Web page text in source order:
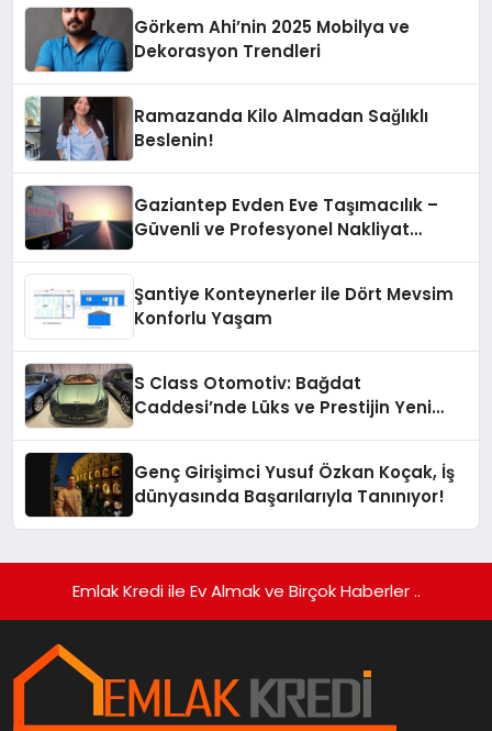
Görkem Ahi’nin 2025 Mobilya ve
Dekorasyon Trendleri
Ramazanda Kilo Almadan Sağlıklı
Beslenin!
Gaziantep Evden Eve Taşımacılık –
Güvenli ve Profesyonel Nakliyat
Şantiye Konteynerler ile Dört Mevsim
Konforlu Yaşam
S Class Otomotiv: Bağdat
Caddesi’nde Lüks ve Prestijin Yeni
Genç Girişimci Yusuf Özkan Koçak, İş
dünyasında Başarılarıyla Tanınıyor!
Emlak Kredi ile Ev Almak ve Birçok Haberler ..